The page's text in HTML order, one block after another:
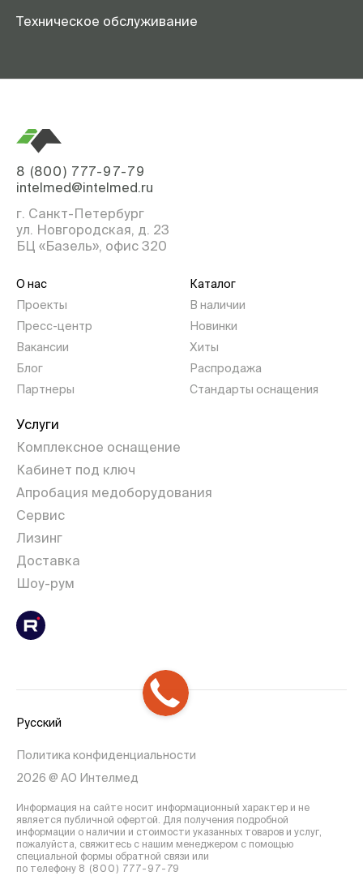
Техническое обслуживание
8 (800) 777-97-79
intelmed@intelmed.ru
г. Санкт-Петербург
ул. Новгородская, д. 23
БЦ «Базель», офис 320
О нас
Проекты
Пресс-центр
Вакансии
Блог
Партнеры
Каталог
В наличии
Новинки
Хиты
Распродажа
Стандарты оснащения
Услуги
Комплексное оснащение
Кабинет под ключ
Апробация медоборудования
Сервис
Лизинг
Доставка
Шоу-рум
Русский
Политика конфиденциальности
2026 @ АО Интелмед
Информация на сайте носит информационный характер и не
является публичной офертой. Для получения подробной
информации о наличии и стоимости указанных товаров и услуг,
пожалуйста, свяжитесь с нашим менеджером с помощью
специальной формы обратной связи или
по телефону 8 (800) 777-97-79